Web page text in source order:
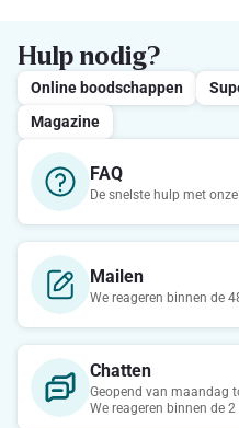
Hulp nodig?
Online boodschappen
Magazine
FAQ
De snelste hulp met onze
Mailen
We reageren binnen de
Chatten
Geopend van maandag
We reageren binnen de